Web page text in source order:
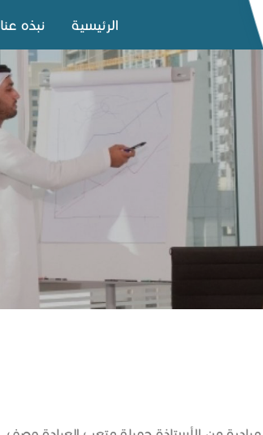
الرئيسية نبذه عنا